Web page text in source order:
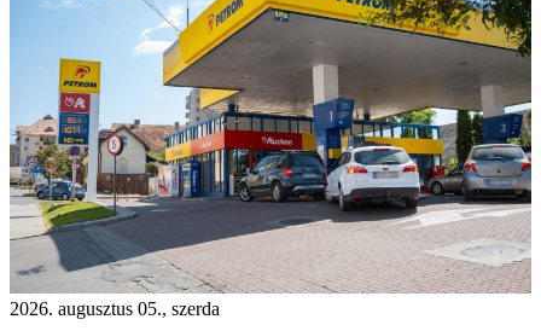
2026. augusztus 05., szerda